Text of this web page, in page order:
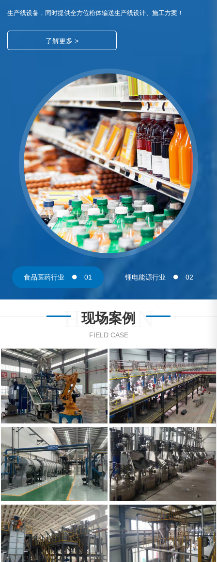
生产线设备，同时提供全方位粉体输送生产线设计、施工方案！
了解更多 >
食品医药行业 01 锂电能源行业 02
HETIAN
现场案例
FIELD CASE